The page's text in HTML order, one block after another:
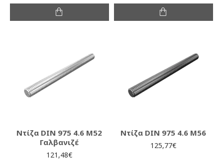
Ντίζα DIN 975 4.6 M52
Γαλβανιζέ
121,48€
Ντίζα DIN 975 4.6 M56
125,77€